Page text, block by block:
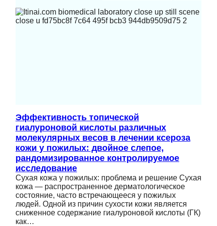
Эффективность топической
гиалуроновой кислоты различных
молекулярных весов в лечении ксероза
кожи у пожилых: двойное слепое,
рандомизированное контролируемое
исследование
Сухая кожа у пожилых: проблема и решение Сухая
кожа — распространенное дерматологическое
состояние, часто встречающееся у пожилых
людей. Одной из причин сухости кожи является
сниженное содержание гиалуроновой кислоты (ГК)
как…